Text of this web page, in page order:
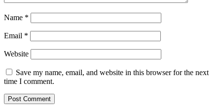
Name *
Email *
Website
Save my name, email, and website in this browser for the next
time I comment.